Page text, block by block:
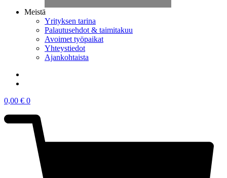
Meistä
Yrityksen tarina
Palautusehdot & taimitakuu
Avoimet työpaikat
Yhteystiedot
Ajankohtaista
0,00 € 0